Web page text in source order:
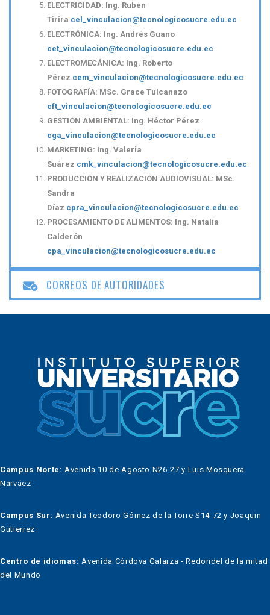
ELECTRICIDAD: Ing. Rubén
Tirira cel_vinculacion@tecnologicosucre.edu.ec
ELECTRÓNICA: Ing. Andrés Guano
cet_vinculacion@tecnologicosucre.edu.ec
ELECTROMECÁNICA: Ing. Roberto
Pérez cem_vinculacion@tecnologicosucre.edu.ec
FOTOGRAFÍA: MSc. Grace Tulcanazo
cft_vinculacion@tecnologicosucre.edu.ec
GESTIÓN AMBIENTAL: Ing. Héctor Pérez
cga_vinculacion@tecnologicosucre.edu.ec
MARKETING: Ing. Valeria
Suárez cmk_vinculacion@tecnologicosucre.edu.ec
PRODUCCIÓN Y REALIZACIÓN AUDIOVISUAL: MSc.
Sandra
Díaz cpra_vinculacion@tecnologicosucre.edu.ec
PROCESAMIENTO DE ALIMENTOS: Ing. Natalia
Calderón
cpa_vinculacion@tecnologicosucre.edu.ec
CORREOS DE AUTORIDADES
Campus Norte: Avenida 10 de Agosto N26-27 y Luis Mosquera
Narváez
Campus Sur: Avenida Teodoro Gómez de la Torre S14-72 y Joaquin
Gutierrez
Centro de idiomas: Avenida Córdova Galarza - Redondel de la mitad
del Mundo